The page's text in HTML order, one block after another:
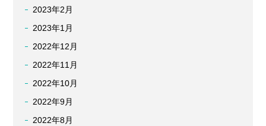
2023年2月
2023年1月
2022年12月
2022年11月
2022年10月
2022年9月
2022年8月